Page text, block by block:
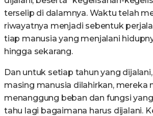
terselip di dalamnya. Waktu telah
riwayatnya menjadi sebentuk
tiap manusia yang menjalani
hingga sekarang.
Dan untuk setiap tahun yang
masing manusia dilahirkan, mereka
menanggung beban dan fungsi
tahu lagi bagaimana harus dijalani.